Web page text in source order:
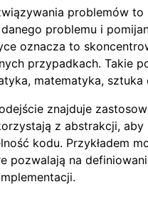
problemów to
problemu i
oznacza to
przypadkach. Takie
matematyka, sztuka
znajduje
z abstrakcji,
kodu. Przykładem
pozwalają na